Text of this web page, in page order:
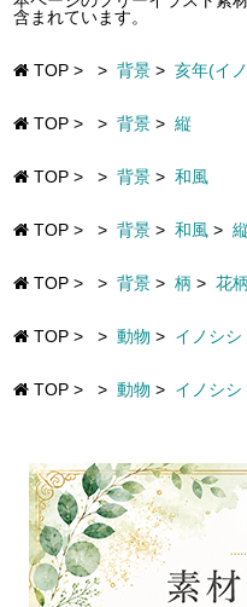
含まれています。
TOP > > 背景 > 亥年(イ
TOP > > 背景 > 縦
TOP > > 背景 > 和風
TOP > > 背景 > 和風 >
TOP > > 背景 > 柄 > 花
TOP > > 動物 > イノシシ
TOP > > 動物 > イノシシ